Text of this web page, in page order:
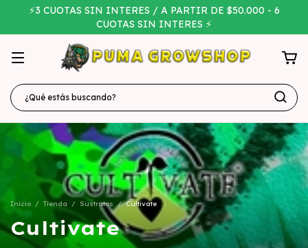
⚡3 CUOTAS SIN INTERES / A PARTIR DE $50.000 - 6
CUOTAS SIN INTERES ⚡
Inicio / Tienda / Sustratos / Cultivate
Cultivate